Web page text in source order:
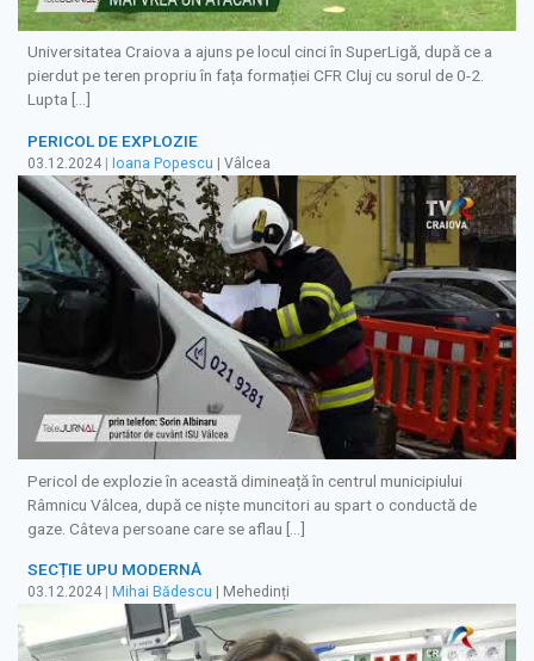
Universitatea Craiova a ajuns pe locul cinci în SuperLigă, după ce a
pierdut pe teren propriu în fața formației CFR Cluj cu sorul de 0-2.
Lupta […]
PERICOL DE EXPLOZIE
03.12.2024 | Ioana Popescu | Vâlcea
Pericol de explozie în această dimineață în centrul municipiului
Râmnicu Vâlcea, după ce niște muncitori au spart o conductă de
gaze. Câteva persoane care se aflau […]
SECȚIE UPU MODERNĂ
03.12.2024 Mihai Bădescu | Mehedinți